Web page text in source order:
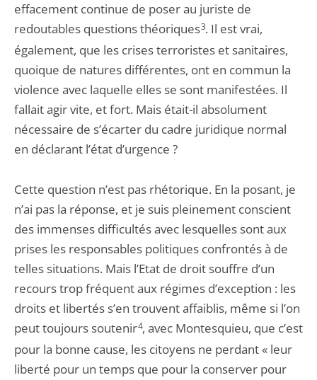
effacement continue de poser au juriste de
redoutables questions théoriques3. Il est vrai,
également, que les crises terroristes et sanitaires,
quoique de natures différentes, ont en commun la
violence avec laquelle elles se sont manifestées. Il
fallait agir vite, et fort. Mais était-il absolument
nécessaire de s’écarter du cadre juridique normal
en déclarant l’état d’urgence ?
Cette question n’est pas rhétorique. En la posant, je
n’ai pas la réponse, et je suis pleinement conscient
des immenses difficultés avec lesquelles sont aux
prises les responsables politiques confrontés à de
telles situations. Mais l’Etat de droit souffre d’un
recours trop fréquent aux régimes d’exception : les
droits et libertés s’en trouvent affaiblis, même si l’on
peut toujours soutenir4, avec Montesquieu, que c’est
pour la bonne cause, les citoyens ne perdant « leur
liberté pour un temps que pour la conserver pour